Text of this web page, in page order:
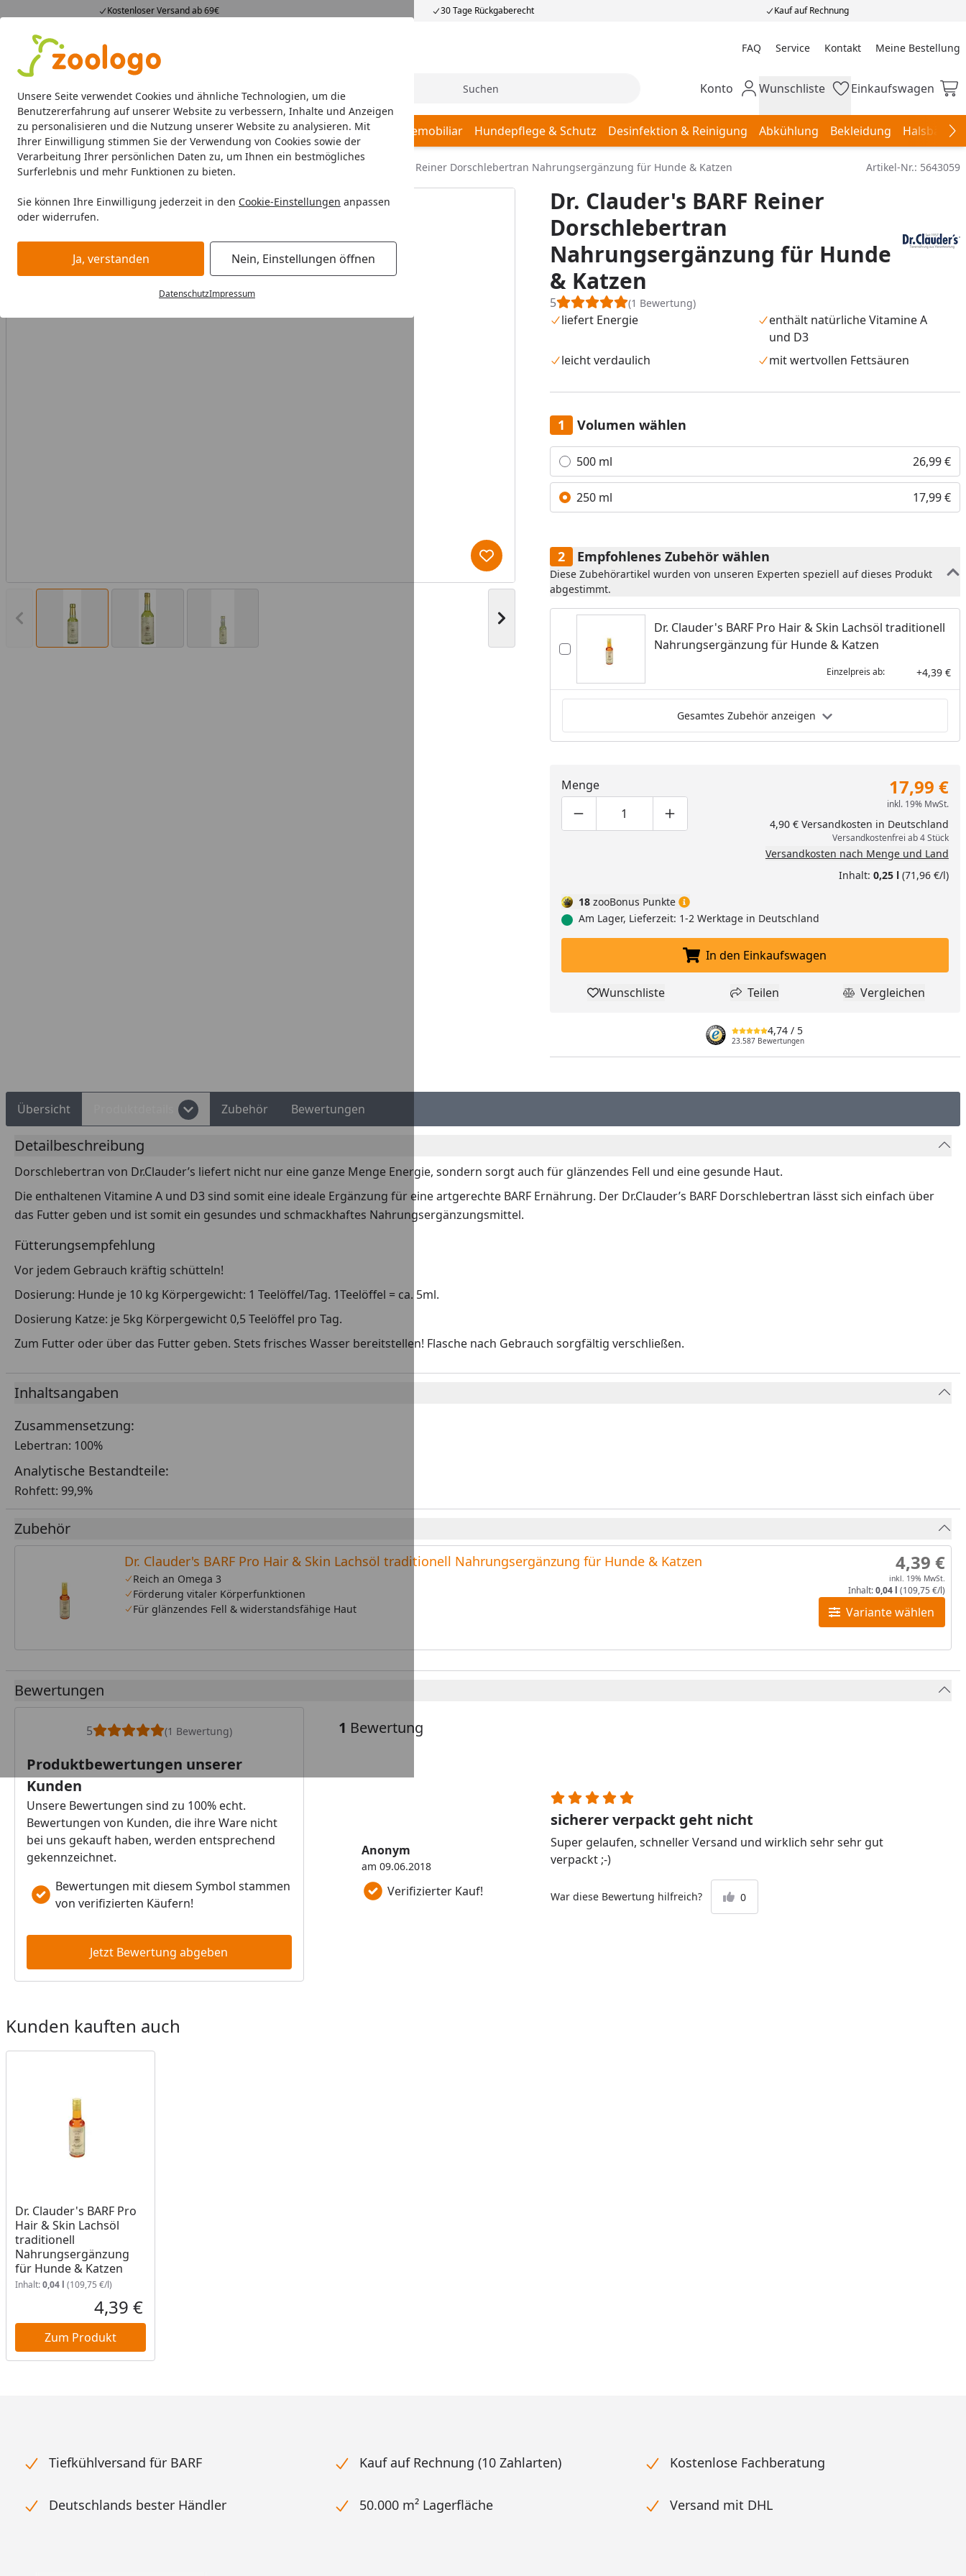
Unsere Seite verwendet Cookies und ähnliche Technologien, um die
Benutzererfahrung auf unserer Website zu verbessern, Inhalte und Anzeigen
zu personalisieren und die Nutzung unserer Website zu analysieren. Mit
Ihrer Einwilligung stimmen Sie der Verwendung von Cookies sowie der
Verarbeitung Ihrer persönlichen Daten zu, um Ihnen ein bestmögliches
Surferlebnis und mehr Funktionen zu bieten.
Sie können Ihre Einwilligung jederzeit in den Cookie-Einstellungen anpassen
oder widerrufen.
Ja, verstanden Nein, Einstellungen öffnen
DatenschutzImpressum
Kostenloser Versand ab 69€ 30 Tage Rückgaberecht Kauf auf Rechnung
4,74
23.587 Bewertungen FAQ Service Kontakt Meine Bestellung
Meine Bestellung
Alle Produkte
Alle Produkte Angebote Neuheiten Sommerhits Suche Mein Konto
Konto Wunschliste
Wunschliste Einkaufswagen
Einkaufswagen
Hund Hundefutter Hundenäpfe & Co Hundeschlafplätze Hundemobiliar Hundepflege & Schutz Desinfektion & Reinigung Abkühlung Bekleidung
Startseite
Hund Hundefutter BARF & Frostfutter Dr. Clauder's BARF Reiner Dorschlebertran Nahrungsergänzung für Hunde & Katzen Artikel-Nr.: 5643059
Vorheriges Bild anzeigen Nächstes Bild anzeigen
BALD VERGRIFFEN
Produkt zur Wunschliste hinzufügen
Dr. Clauder's BARF Reiner
Dorschlebertran
Nahrungsergänzung für Hunde
& Katzen
5 (1 Bewertung)
liefert Energie
enthält natürliche Vitamine A
und D3
leicht verdaulich
mit wertvollen Fettsäuren
Volumen wählen
Alle anzeigen (2)
500 ml 26,99 €
250 ml 17,99 €
Empfohlenes Zubehör wählen
Diese Zubehörartikel wurden von unseren Experten speziell auf dieses Produkt
abgestimmt.
Dr. Clauder's BARF Pro Hair & Skin Lachsöl traditionell
Nahrungsergänzung für Hunde & Katzen
Einzelpreis ab: +4,39 €
Gesamtes Zubehör anzeigen
Menge
Produktmenge um eins verringern
Produktmenge manuell eingeben
Produktmenge um eins erhöhen
17,99 €
inkl. 19% MwSt.
4,90 € Versandkosten in Deutschland
Versandkostenfrei ab 4 Stück
Versandkosten nach Menge und Land
Inhalt: 0,25 l(71,96 €/l)
18 zooBonus Punkte
Am Lager, Lieferzeit: 1-2 Werktage in Deutschland
In den Einkaufswagen legen
In den Einkaufswagen
Produkt zur Wunschliste hinzufügen
Wunschliste Teilen
Teilen Produkt
Vergleichen
4,74 / 5
23.587 Bewertungen
Übersicht Zubehör Bewertungen
Detailbeschreibung
Dorschlebertran von Dr.Clauder’s liefert nicht nur eine ganze Menge Energie, sondern sorgt auch für glänzendes Fell und eine gesunde Haut.
Die enthaltenen Vitamine A und D3 sind somit eine ideale Ergänzung für eine artgerechte BARF Ernährung. Der Dr.Clauder’s BARF Dorschlebertran lässt sich einfach über
das Futter geben und ist somit ein gesundes und schmackhaftes Nahrungsergänzungsmittel.
Fütterungsempfehlung
Vor jedem Gebrauch kräftig schütteln!
Dosierung: Hunde je 10 kg Körpergewicht: 1 Teelöffel/Tag. 1Teelöffel = ca. 5ml.
Dosierung Katze: je 5kg Körpergewicht 0,5 Teelöffel pro Tag.
Zum Futter oder über das Futter geben. Stets frisches Wasser bereitstellen! Flasche nach Gebrauch sorgfältig verschließen.
Inhaltsangaben
Zusammensetzung:
Lebertran: 100%
Analytische Bestandteile:
Rohfett: 99,9%
Zubehör
Dr. Clauder's BARF Pro Hair & Skin Lachsöl traditionell Nahrungsergänzung für Hunde & Katzen
Reich an Omega 3
Förderung vitaler Körperfunktionen
Für glänzendes Fell & widerstandsfähige Haut
Variante wählen
4,39 €
inkl. 19% MwSt.
Inhalt:0,04 l (109,75 €/l)
Bewertungen
5 (1 Bewertung)
Produktbewertungen unserer
Kunden
Unsere Bewertungen sind zu 100% echt.
Bewertungen von Kunden, die ihre Ware nicht
bei uns gekauft haben, werden entsprechend
gekennzeichnet.
Bewertungen mit diesem Symbol stammen
von verifizierten Käufern!
Jetzt Bewertung abgeben
1 Bewertung
Verifizierter Kauf!
Anonym
am 09.06.2018
sicherer verpackt geht nicht
Super gelaufen, schneller Versand und wirklich sehr sehr gut
verpackt ;-)
War diese Bewertung hilfreich? 0
Kunden kauften auch
Dr. Clauder's BARF Pro
Hair & Skin Lachsöl
traditionell
Nahrungsergänzung
für Hunde & Katzen
Inhalt:0,04 l (109,75 €/l)
Aktueller Preis
4,39 €
Zum Produkt
Tiefkühlversand für BARF Kauf auf Rechnung (10 Zahlarten) Kostenlose Fachberatung
Deutschlands bester Händler 50.000 m² Lagerfläche Versand mit DHL